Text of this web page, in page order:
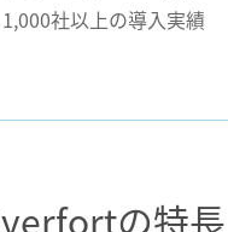
1,000社以上の導入実績
の特長